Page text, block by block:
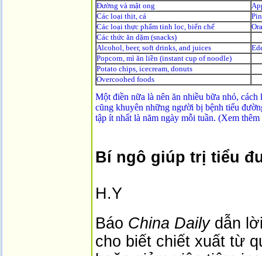
Đường và mật o­ng
Các loại thịt, cá
Các loại thực phẩm tinh lọc, biến chế
Các thức ăn dặm (snacks)
Alcohol, beer, soft drinks, and juices
Popcorn, mì ăn liền (instant cup of noodle)
Potato chips, icecream, donuts
Overcoohed foods
Một điền nữa là nên ăn nhiều bữa nhỏ,
cũng khuyên những người bị bệnh tiểu
tập ít nhất là năm ngày mỗi tuần. (Xem
Bí ngô giúp trị tiểu
H.Y
Báo China Dailydẫn
cho biết chiết xuất từ